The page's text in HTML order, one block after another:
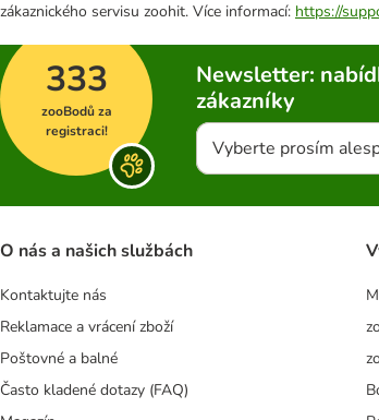
zákaznického servisu zoohit. Více informací: https://
333
zooBodů za
registraci!
Newsletter:
zákazníky
Vyberte prosím
O nás a našich službách
Kontaktujte nás
Reklamace a vrácení zboží
Poštovné a balné
Často kladené dotazy (FAQ)